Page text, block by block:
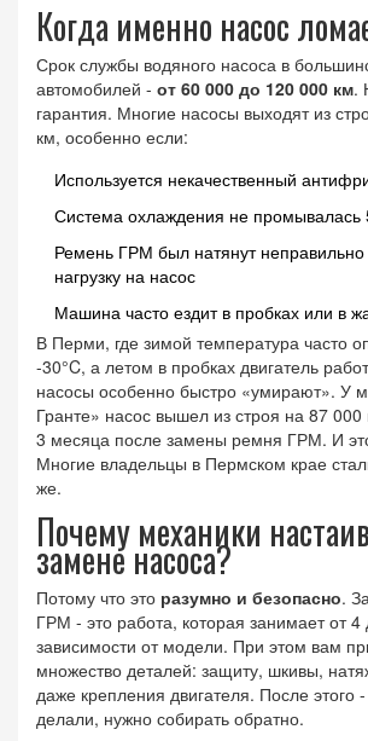
Когда именно насос
Срок службы водяного насоса в
автомобилей - от 60 000 до 120 000 км.
гарантия. Многие насосы выходят из
км, особенно если:
Используется некачественный
Система охлаждения не промывалась
Ремень ГРМ был натянут неправильно
нагрузку на насос
Машина часто ездит в пробках или в
В Перми, где зимой температура часто
-30°C, а летом в пробках двигатель
насосы особенно быстро «умирают». У
Гранте» насос вышел из строя на 87
3 месяца после замены ремня ГРМ. И
Многие владельцы в Пермском крае
же.
Почему механики
замене насоса?
Потому что это разумно и безопасно.
ГРМ - это работа, которая занимает от 4
зависимости от модели. При этом вам
множество деталей: защиту, шкивы,
даже крепления двигателя. После этого
делали, нужно собирать обратно.